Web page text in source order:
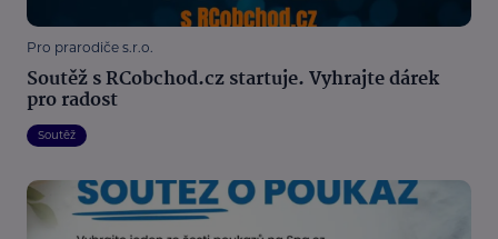
Pro prarodiče s.r.o.
Soutěž s RCobchod.cz startuje. Vyhrajte dárek
pro radost
Soutěž